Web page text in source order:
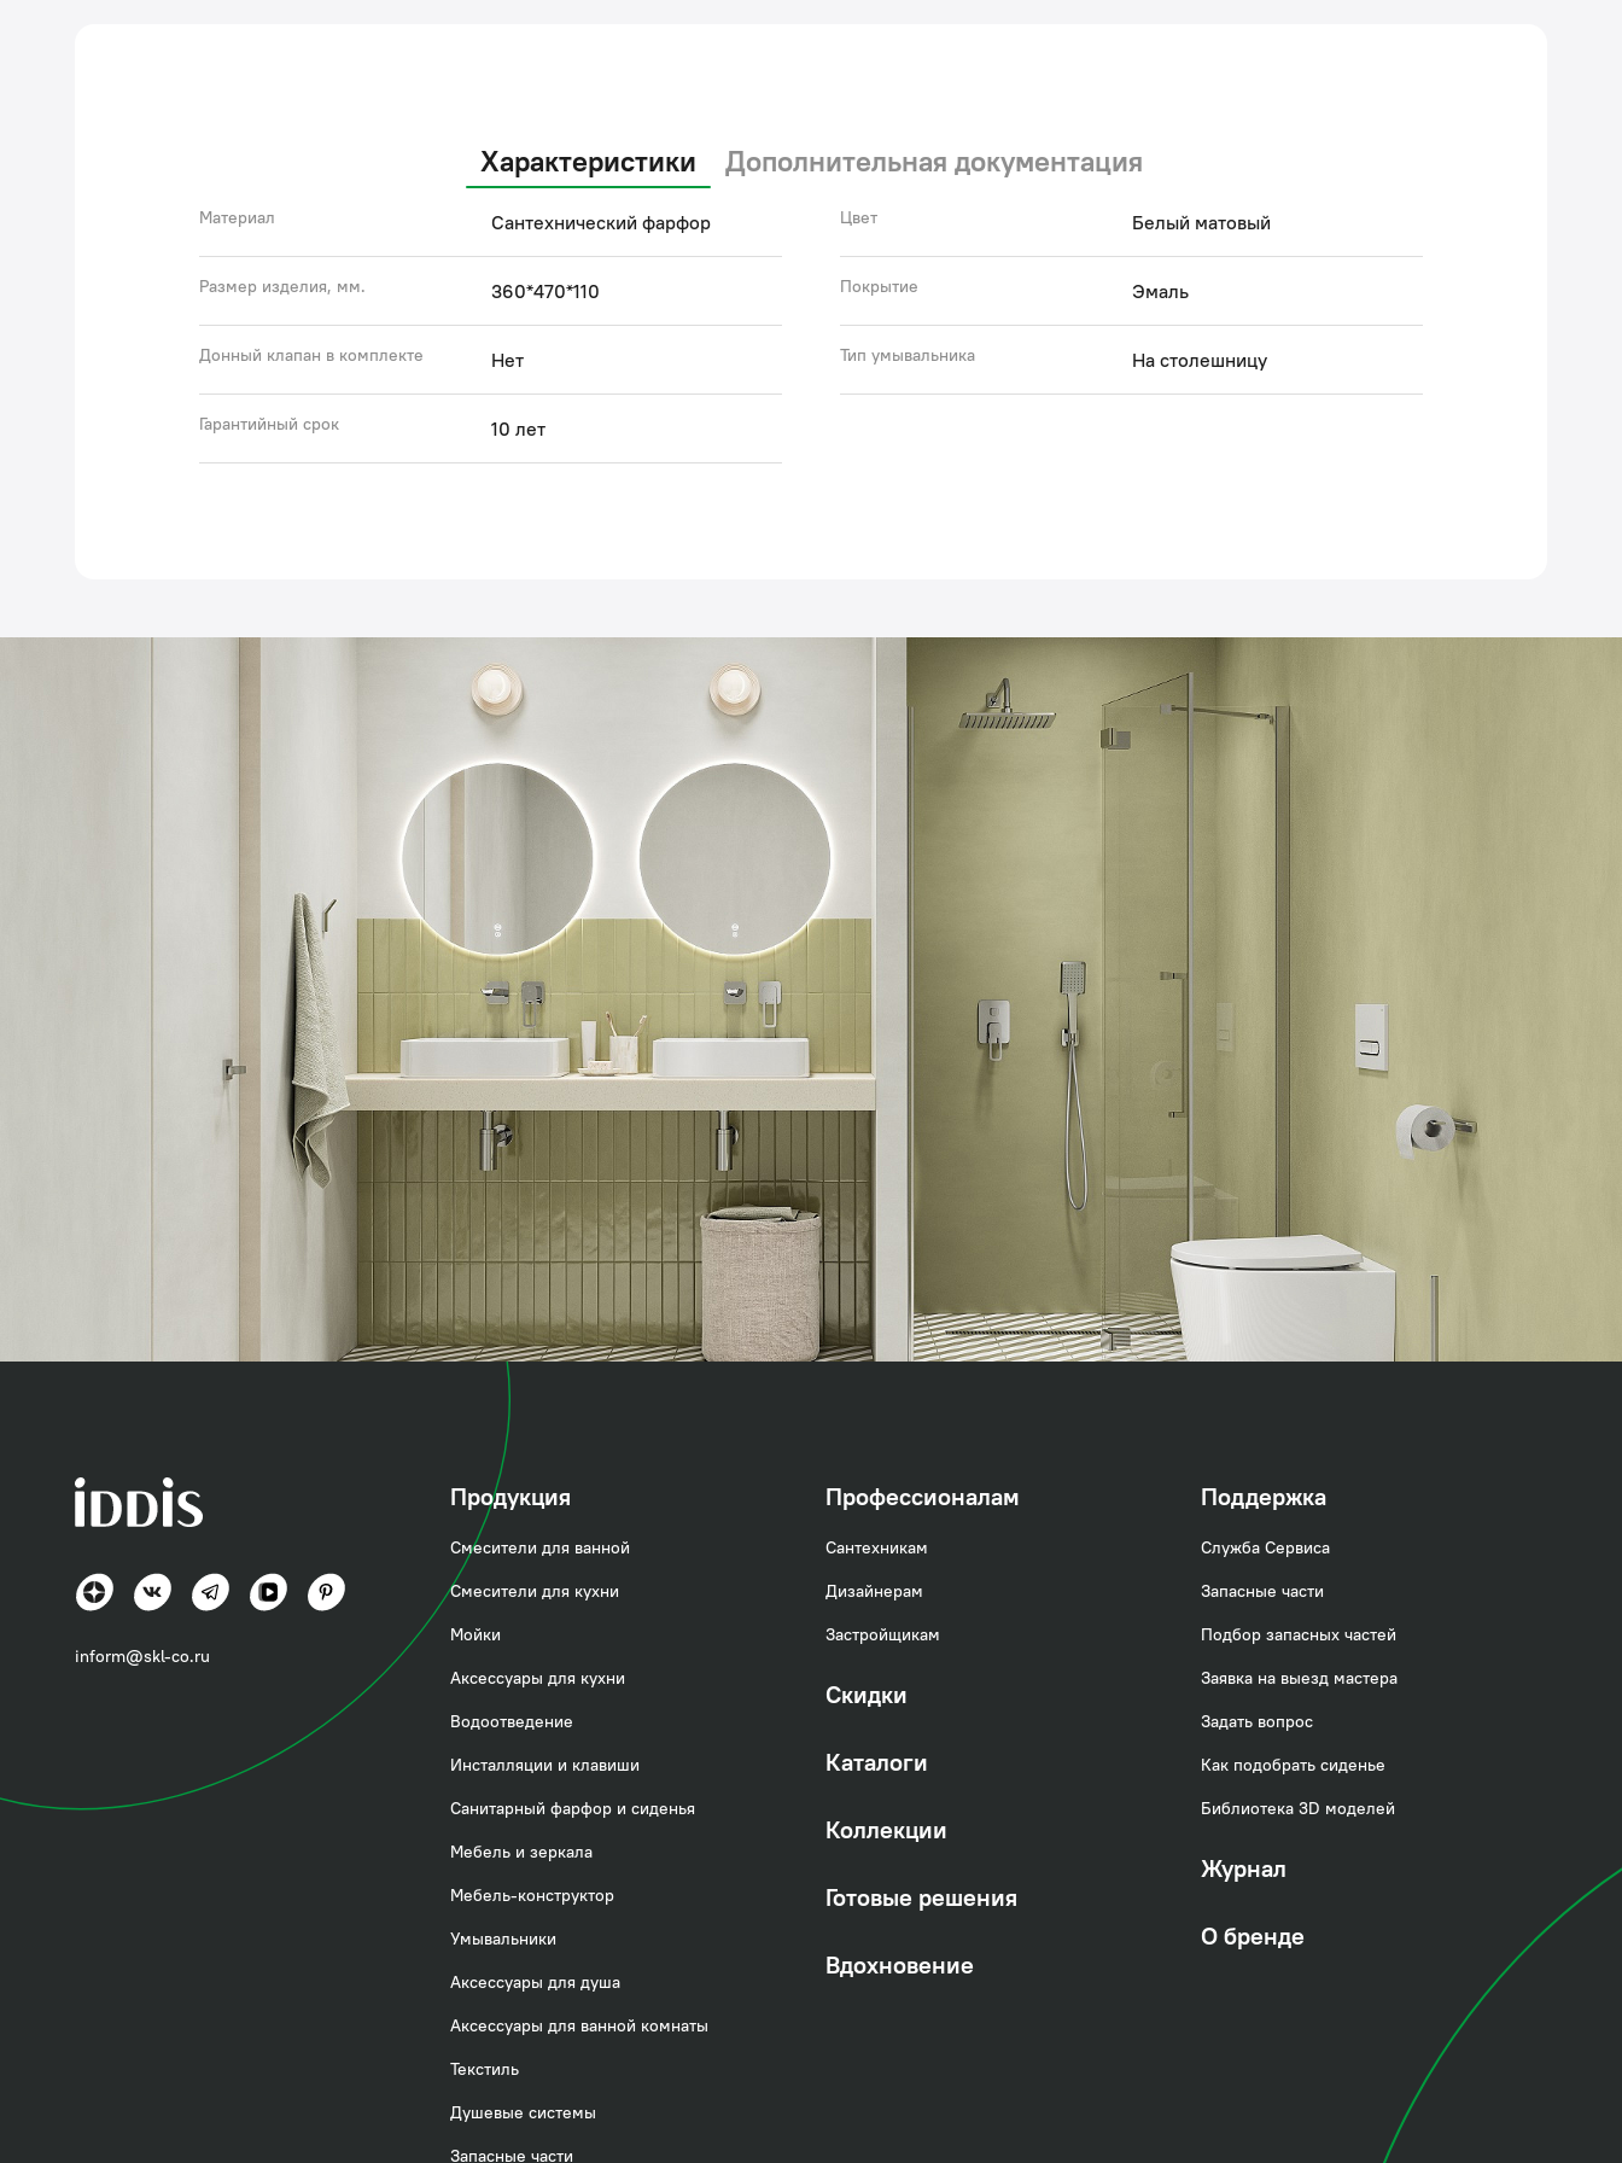
Характеристики Дополнительная документация
Материал Сантехнический фарфор Цвет Белый матовый
Размер изделия, мм. 360*470*110 Покрытие Эмаль
Донный клапан в комплекте Нет Тип умывальника На столешницу
Гарантийный срок 10 лет
Слайд (Slide)
inform@skl-co.ru
Продукция
Смесители для ванной
Смесители для кухни
Мойки
Аксессуары для кухни
Водоотведение
Инсталляции и клавиши
Санитарный фарфор и сиденья
Мебель и зеркала
Мебель-конструктор
Умывальники
Аксессуары для душа
Аксессуары для ванной комнаты
Текстиль
Душевые системы
Запасные части
Профессионалам
Сантехникам
Дизайнерам
Застройщикам
Скидки
Каталоги
Коллекции
Готовые решения
Вдохновение
Поддержка
Служба Сервиса
Запасные части
Подбор запасных частей
Заявка на выезд мастера
Задать вопрос
Как подобрать сиденье
Библиотека 3D моделей
Журнал
О бренде